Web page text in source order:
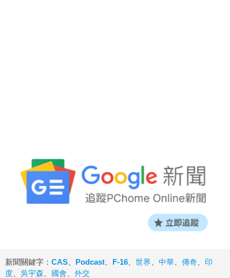
新聞關鍵字： CAS Podcast F-16 世界 中華 傳奇
印
度
吳宇森 國會 外交